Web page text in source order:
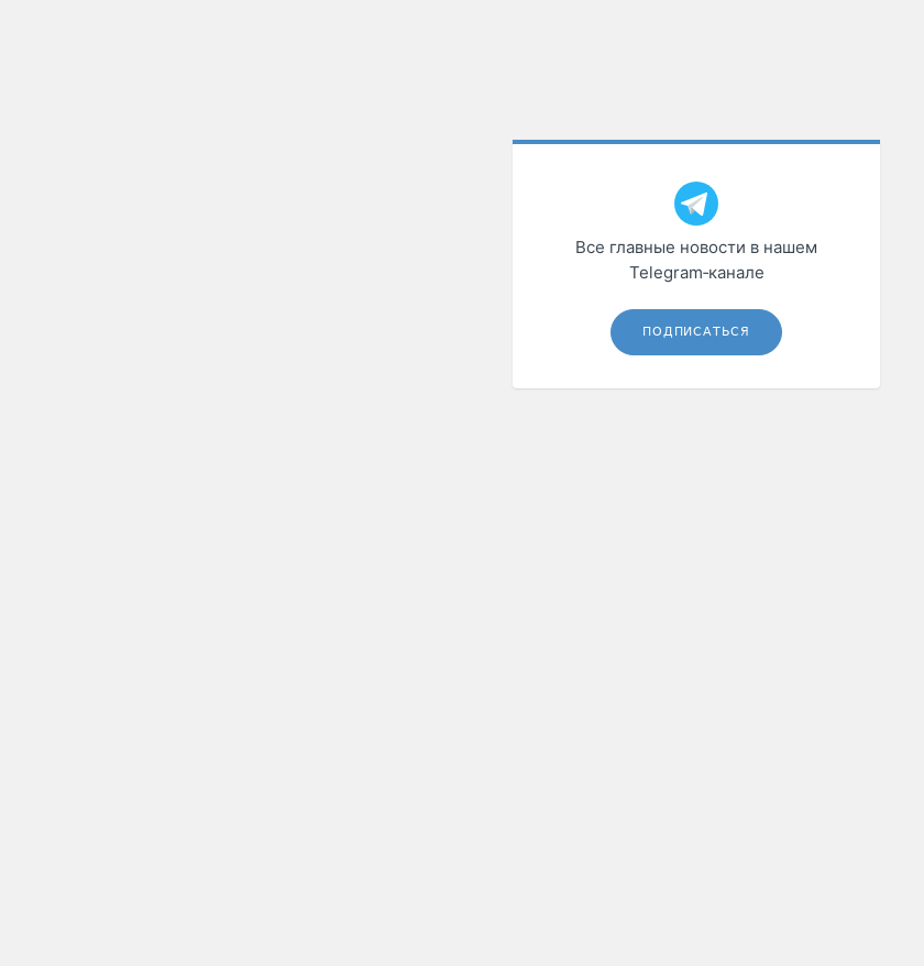
Все главные новости в нашем
Telegram‑канале
ПОДПИСАТЬСЯ